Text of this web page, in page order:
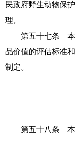
民政府野生动物保
理。
第五十七条 本
品价值的评估标准
制定。
第五十八条 本